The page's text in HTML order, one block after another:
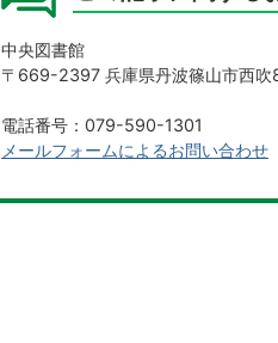
中央図書館
〒669-2397 兵庫県丹波篠山市西
電話番号：079-590-1301
メールフォームによるお問い合わせ